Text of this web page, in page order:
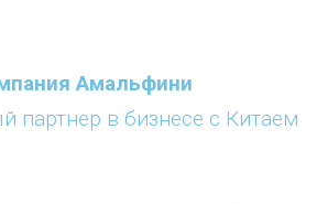
Амальфини
партнер в бизнесе с Китаем